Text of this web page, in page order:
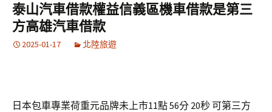
字:
泰山汽車借款權益信義區機車借款是第三
方高雄汽車借款
2025-01-17 北陸旅遊
日本包車專業荷重元品牌未上市11點 56分 20秒可第三方